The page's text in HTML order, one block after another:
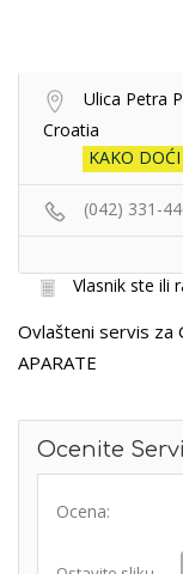
Ulica Petra
Croatia
KAKO
(042) 331-
Vlasnik ste ili
Ovlašteni servis za
APARATE
Ocenite
Ocena: